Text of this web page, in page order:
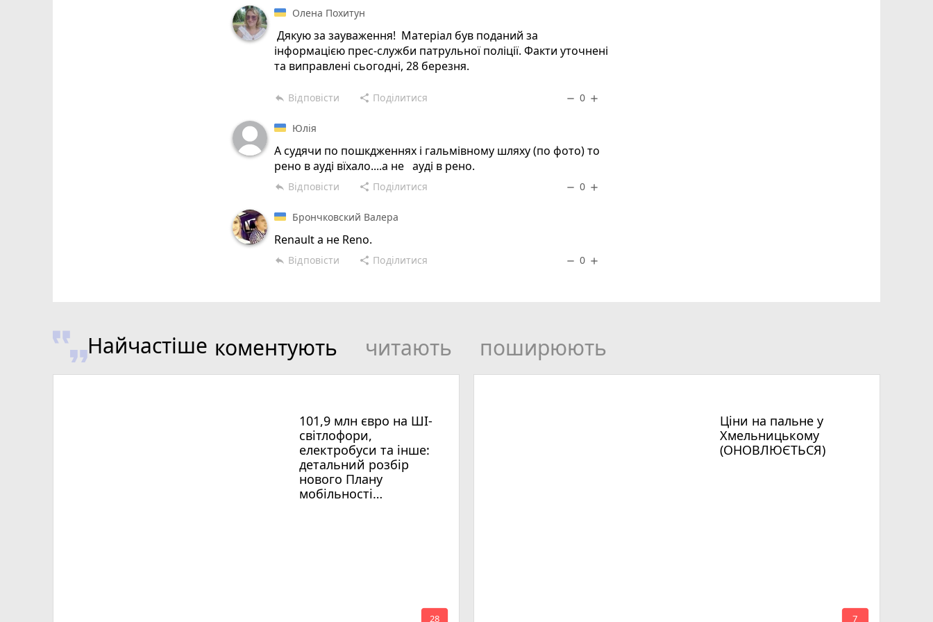
Олена Похитун
Дякую за зауваження! Матеріал був поданий за
інформацією прес-служби патрульної поліції. Факти уточнені
та виправлені сьогодні, 28 березня.
reply Відповісти share Поділитися remove 0 add
Юлія
А судячи по пошкдженнях і гальмівному шляху (по фото) то
рено в ауді вїхало....а не ауді в рено.
reply Відповісти share Поділитися remove 0 add
Брончковский Валера
Renault а не Reno.
reply Відповісти share Поділитися remove 0 add
Найчастіше коментують читають поширюють
101,9 млн євро на ШІ-
світлофори,
електробуси та інше:
детальний розбір
нового Плану
мобільності
28
Ціни на пальне у
Хмельницькому
(ОНОВЛЮЄТЬСЯ)
7